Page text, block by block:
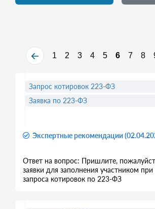
1 2 3 4 5 6 7 8
Экспертные рекомендации
Ответ на вопрос: Пришлите,
заявки для заполнения участником
запроса котировок по 223-ФЗ
Запрос котировок 223-ФЗ
Заявка по 223-ФЗ